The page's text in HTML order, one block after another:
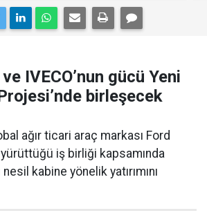
IVECO’nun gücü Yeni
birleşecek
ağır ticari araç markası Ford
iş birliği kapsamında
kabine yönelik yatırımını